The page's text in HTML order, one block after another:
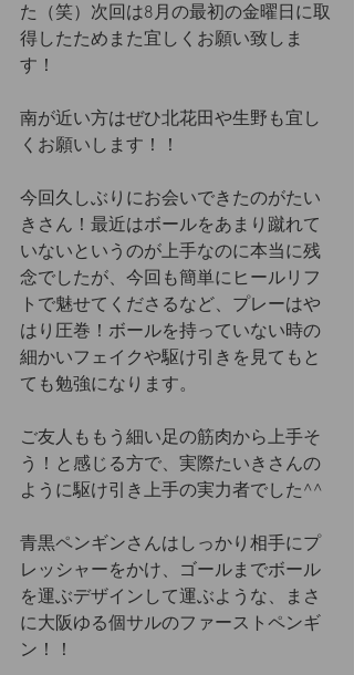
た（笑）次回は8月の最初の金曜日に取
得したためまた宜しくお願い致しま
す！
南が近い方はぜひ北花田や生野も宜し
くお願いします！！
今回久しぶりにお会いできたのがたい
きさん！最近はボールをあまり蹴れて
いないというのが上手なのに本当に残
念でしたが、今回も簡単にヒールリフ
トで魅せてくださるなど、プレーはや
はり圧巻！ボールを持っていない時の
細かいフェイクや駆け引きを見てもと
ても勉強になります。
ご友人ももう細い足の筋肉から上手そ
う！と感じる方で、実際たいきさんの
ように駆け引き上手の実力者でした^^
青黒ペンギンさんはしっかり相手にプ
レッシャーをかけ、ゴールまでボール
を運ぶデザインして運ぶような、まさ
に大阪ゆる個サルのファーストペンギ
ン！！